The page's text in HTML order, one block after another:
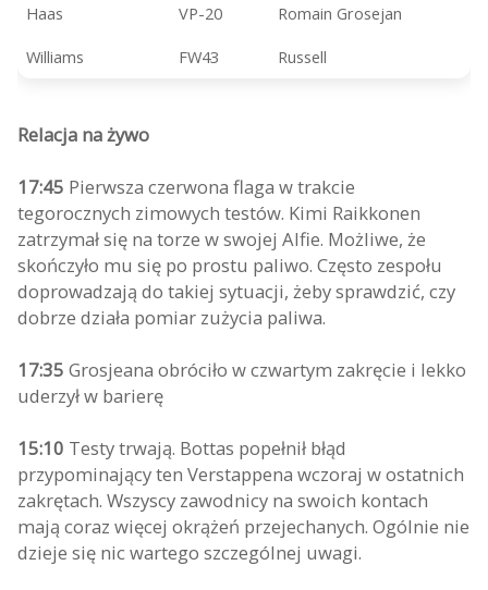
Haas
VP-20
Romain Grosejan
Williams
FW43 Russell
Relacja na żywo
17:45 Pierwsza czerwona flaga w trakcie
tegorocznych zimowych testów. Kimi Raikkonen
zatrzymał się na torze w swojej Alfie. Możliwe, że
skończyło mu się po prostu paliwo. Często zespołu
doprowadzają do takiej sytuacji, żeby sprawdzić, czy
dobrze działa pomiar zużycia paliwa.
17:35 Grosjeana obróciło w czwartym zakręcie i lekko
uderzył w barierę
15:10 Testy trwają. Bottas popełnił błąd
przypominający ten Verstappena wczoraj w ostatnich
zakrętach. Wszyscy zawodnicy na swoich kontach
mają coraz więcej okrążeń przejechanych. Ogólnie nie
dzieje się nic wartego szczególnej uwagi.